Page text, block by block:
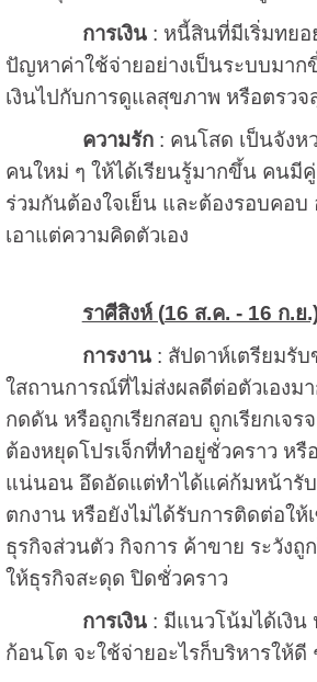
การเงิน: หนี้สินที่มีเริ่มทยอ
ปัญหาค่าใช้จ่ายอย่างเป็นระบบมาก
เงินไปกับการดูแลสุขภาพ หรือตรวจ
ความรัก: คนโสด เป็นจังห
คนใหม่ ๆ ให้ได้เรียนรู้มากขึ้น คนมี
ร่วมกันต้องใจเย็น และต้องรอบคอบ
เอาแต่ความคิดตัวเอง
ราศีสิงห์ (16 ส.ค. - 16 ก.ย
การงาน: สัปดาห์เตรียมรับ
ใสถานการณ์ที่ไม่ส่งผลดีต่อตัวเองม
กดดัน หรือถูกเรียกสอบ ถูกเรียกเจร
ต้องหยุดโปรเจ็กที่ทำอยู่ชั่วคราว หรื
แน่นอน อึดอัดแต่ทำได้แค่ก้มหน้ารั
ตกงาน หรือยังไม่ได้รับการติดต่อใ
ธุรกิจส่วนตัว กิจการ ค้าขาย ระวังถู
ให้ธุรกิจสะดุด ปิดชั่วคราว
การเงิน: มีแนวโน้มได้เงิน
ก้อนโต จะใช้จ่ายอะไรก็บริหารให้ดี